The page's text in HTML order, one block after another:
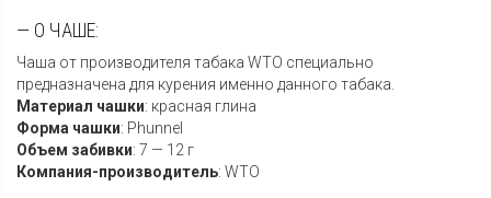
— О ЧАШЕ:
Чаша от производителя табака WTO специально
предназначена для курения именно данного табака.
Материал чашки: красная глина
Форма чашки: Phunnel
Объем забивки: 7 — 12 г
Компания-производитель: WTO